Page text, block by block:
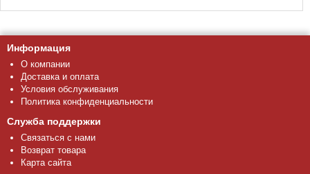
Информация
О компании
Доставка и оплата
Условия обслуживания
Политика конфиденциальности
Служба поддержки
Связаться с нами
Возврат товара
Карта сайта